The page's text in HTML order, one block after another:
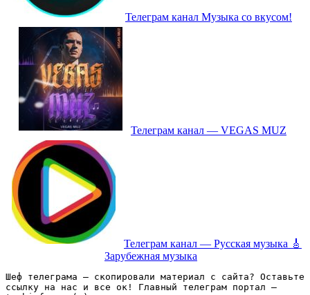
Телеграм канал Музыка со вкусом!
Телеграм канал — VEGAS MUZ
Телеграм канал — Русская музыка 🎸
Зарубежная музыка
Шеф телеграма – скопировали материал с сайта? Оставьте
ссылку на нас и все ок! Главный телеграм портал –